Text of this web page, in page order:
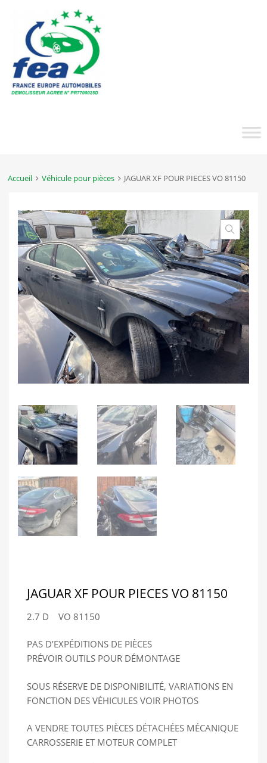
Accueil Véhicule pour pièces JAGUAR XF POUR PIECES VO 81150
JAGUAR XF POUR PIECES VO 81150
2.7 D VO 81150
PAS D’EXPÉDITIONS DE PIÈCES
PRÉVOIR OUTILS POUR DÉMONTAGE
SOUS RÉSERVE DE DISPONIBILITÉ, VARIATIONS EN
FONCTION DES VÉHICULES VOIR PHOTOS
A VENDRE TOUTES PIÈCES DÉTACHÉES MÉCANIQUE
CARROSSERIE ET MOTEUR COMPLET